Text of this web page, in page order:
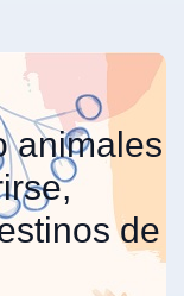
animales
de